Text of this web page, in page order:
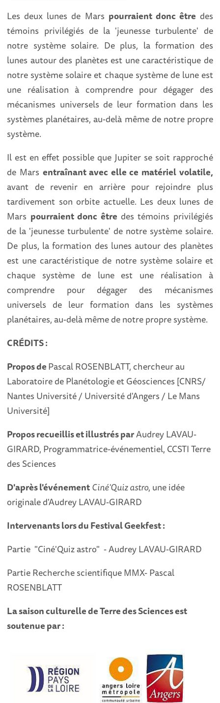
Les deux lunes de Mars pourraient donc être des
témoins privilégiés de la 'jeunesse turbulente' de
notre système solaire. De plus, la formation des
lunes autour des planètes est une caractéristique de
notre système solaire et chaque système de lune est
une réalisation à comprendre pour dégager des
mécanismes universels de leur formation dans les
systèmes planétaires, au-delà même de notre propre
système.
Il est en effet possible que Jupiter se soit rapproché
de Mars entraînant avec elle ce matériel volatile,
avant de revenir en arrière pour rejoindre plus
tardivement son orbite actuelle. Les deux lunes de
Mars pourraient donc être des témoins privilégiés
de la 'jeunesse turbulente' de notre système solaire.
De plus, la formation des lunes autour des planètes
est une caractéristique de notre système solaire et
chaque système de lune est une réalisation à
comprendre pour dégager des mécanismes
universels de leur formation dans les systèmes
planétaires, au-delà même de notre propre système.
CRÉDITS :
Propos dePascal ROSENBLATT, chercheur au
Laboratoire de Planétologie et Géosciences [CNRS/
Nantes Université / Université d'Angers / Le Mans
Université]
Propos recueillis et illustrés parAudrey LAVAU-
GIRARD, Programmatrice-événementiel, CCSTI Terre
des Sciences
D'après l'événementCiné'Quiz astro, une idée
originale d'Audrey LAVAU-GIRARD
Intervenants lors du Festival Geekfest :
Partie "Ciné'Quiz astro" - Audrey LAVAU-GIRARD
Partie Recherche scientifique MMX- Pascal
ROSENBLATT
La saison culturelle de Terre des Sciences est
soutenue par :